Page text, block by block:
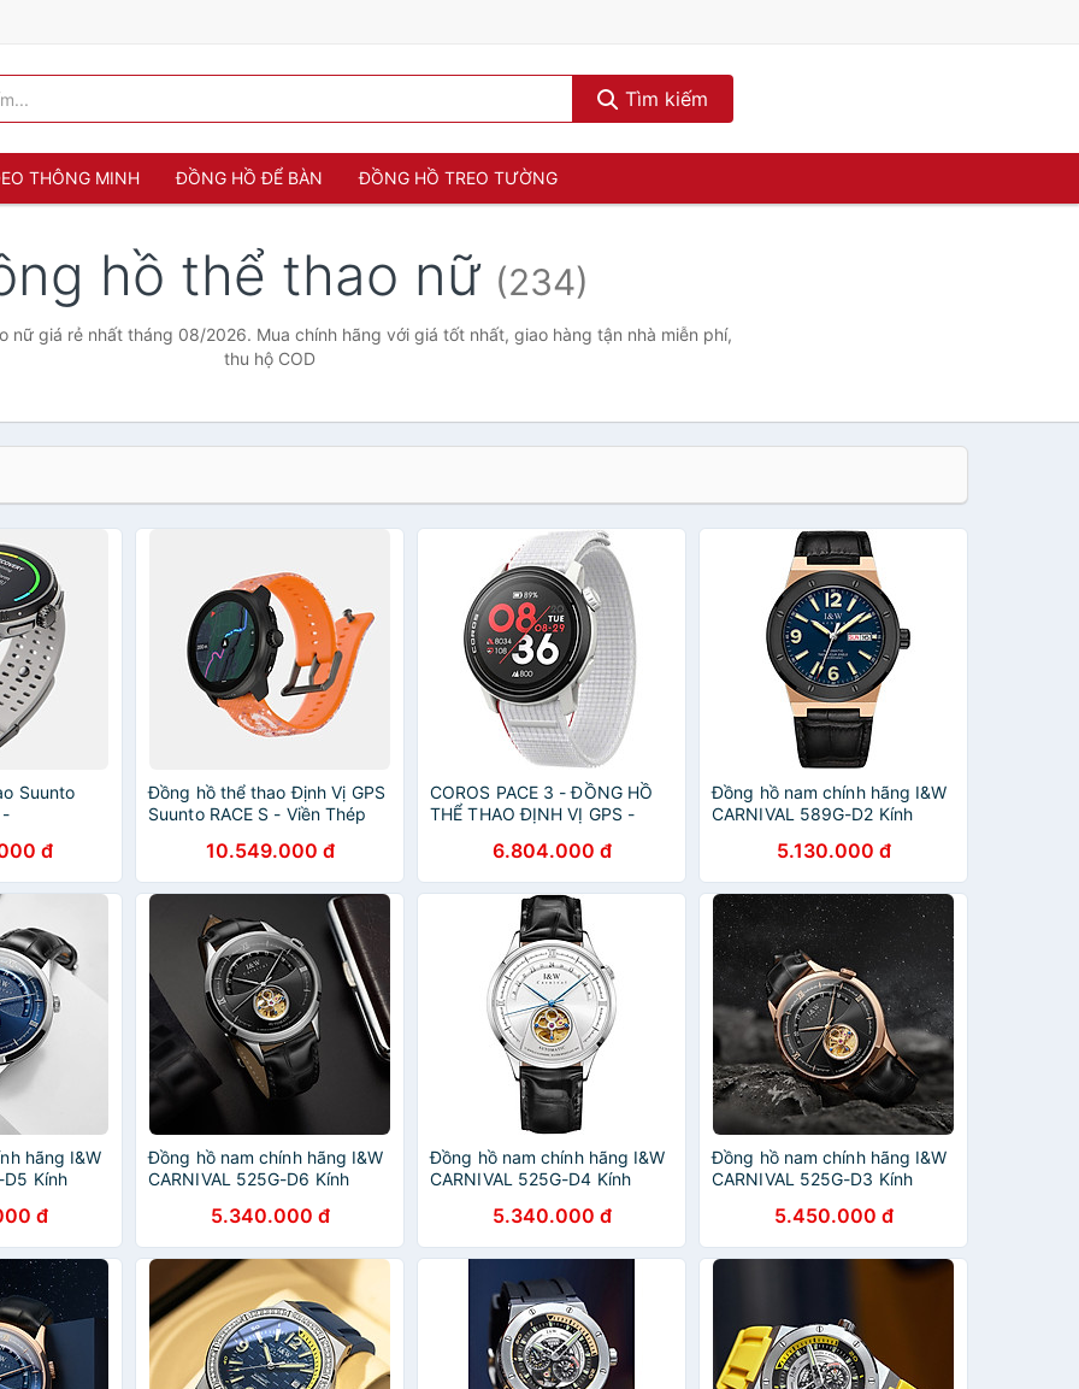
Tìm kiếm
THÔNG MINH ĐỒNG HỒ ĐỂ BÀN ĐỒNG HỒ TREO TƯỜNG
hồ thể thao nữ (234)
nữ giá rẻ nhất tháng 08/2026. Mua chính hãng với giá tốt nhất, giao hàng tận nhà miễn phí,
thu hộ COD
Suunto
-
đ
Đồng hồ thể thao Định Vị GPS
Suunto RACE S - Viền Thép
SS051017000 SS051014000
SS051016000 SS051015000
10.549.000 đ
COROS PACE 3 - ĐỒNG HỒ
THỂ THAO ĐỊNH VỊ GPS -
WHT-N , WPACE3-BLK ,
WPACE3-WHT, WPACE3-INK
,WPACE3-CHK
6.804.000 đ
Đồng hồ nam chính hãng I&W
CARNIVAL 589G-D2 Kính
nước ,Bảo hành dài hạn,Máy
cơ (Automatic),Dây da cao
cấp,thiết kế lộ cơ thể thao
5.130.000 đ
hãng I&W
D5 Kính
tháng,Máy
da cao
thể thao
đ
Đồng hồ nam chính hãng I&W
CARNIVAL 525G-D6 Kính
nước 30m ,Bảo hành dài
hạn,Máy cơ (Automatic),Dây
da cao cấp,thiết kế lộ cơ thể
thao
5.340.000 đ
Đồng hồ nam chính hãng I&W
CARNIVAL 525G-D4 Kính
nước 30m ,Bảo hành dài
hạn,Máy cơ (Automatic),Dây
da cao cấp,thiết kế lộ cơ thể
5.340.000 đ
Đồng hồ nam chính hãng I&W
CARNIVAL 525G-D3 Kính
nước 30m ,Bảo hành dài
hạn,Máy cơ (Automatic),Dây
da cao cấp,thiết kế lộ cơ thể
5.450.000 đ